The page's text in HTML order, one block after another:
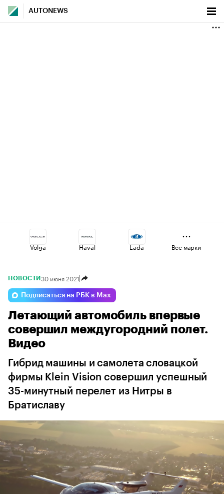
AUTONEWS
Volga Haval Lada
Geely Esteo
Changan Voyah Omoda
Все марки
НОВОСТИ 30 июня 2021
Подписаться на РБК в Max
Летающий автомобиль впервые
совершил междугородний полет.
Видео
Гибрид машины и самолета словацкой
фирмы Klein Vision совершил успешный
35-минутный перелет из Нитры в
Братиславу